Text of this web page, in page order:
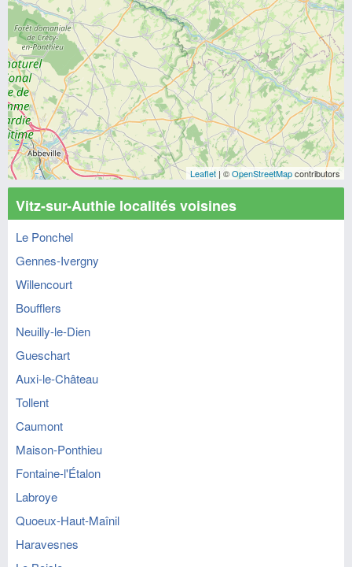
Leaflet | ©OpenStreetMapcontributors
Vitz-sur-Authie localités voisines
Le Ponchel
Gennes-Ivergny
Willencourt
Boufflers
Neuilly-le-Dien
Gueschart
Auxi-le-Château
Tollent
Caumont
Maison-Ponthieu
Fontaine-l'Étalon
Labroye
Quoeux-Haut-Maînil
Haravesnes